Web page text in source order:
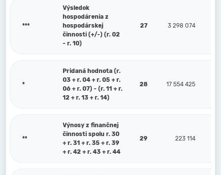
***
Výsledok
hospodárenia z
hospodárskej
činnosti (+/-) (r. 02
- r. 10)
27 3 298 074
*
Pridaná hodnota (r.
03 + r. 04 + r. 05 + r.
06 + r. 07) - (r. 11 + r.
12 + r. 13 + r. 14)
28 17 554 425
**
Výnosy z finančnej
činnosti spolu r. 30
+ r. 31 + r. 35 + r. 39
+ r. 42 + r. 43 + r. 44
29 223 114